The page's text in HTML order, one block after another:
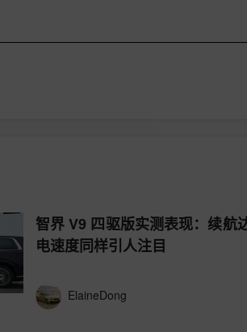
智界 V9 四驱版实测表现：续航
电速度同样引人注目
ElaineDong